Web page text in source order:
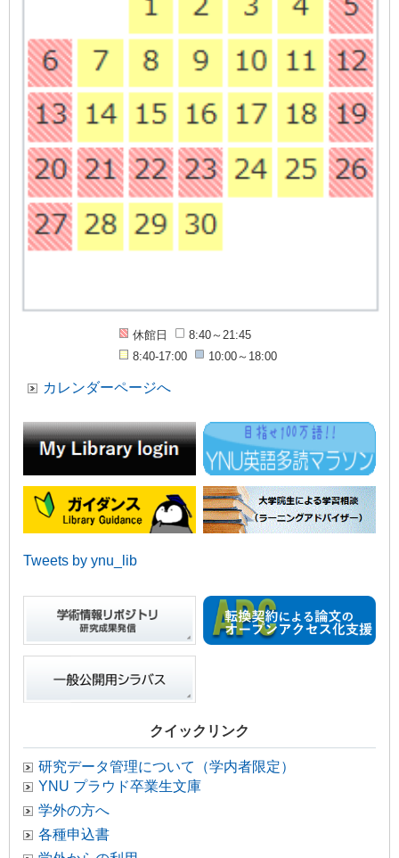
休館日
8:40～21:45
8:40-17:00
10:00～18:00
カレンダーページへ
Tweets by ynu_lib
クイックリンク
研究データ管理について（学内者限定）
YNU プラウド卒業生文庫
学外の方へ
各種申込書